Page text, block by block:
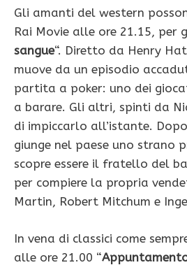
Gli amanti del western
Rai Movie alle ore 21.15, per
sangue“. Diretto da Henry
muove da un episodio
partita a poker: uno dei
a barare. Gli altri, spinti da
di impiccarlo all’istante.
giunge nel paese uno strano
scopre essere il fratello del
per compiere la propria
Martin, Robert Mitchum e
In vena di classici come
alle ore 21.00 “